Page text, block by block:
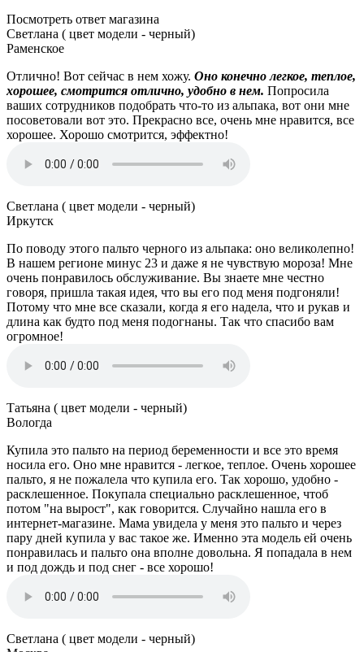
Посмотреть ответ магазина
Светлана ( цвет модели - черный)
Раменское
Отлично! Вот сейчас в нем хожу. Оно конечно легкое, теплое,
хорошее, смотрится отлично, удобно в нем. Попросила
ваших сотрудников подобрать что-то из альпака, вот они мне
посоветовали вот это. Прекрасно все, очень мне нравится, все
хорошее. Хорошо смотрится, эффектно!
Светлана ( цвет модели - черный)
Иркутск
По поводу этого пальто черного из альпака: оно великолепно!
В нашем регионе минус 23 и даже я не чувствую мороза! Мне
очень понравилось обслуживание. Вы знаете мне честно
говоря, пришла такая идея, что вы его под меня подгоняли!
Потому что мне все сказали, когда я его надела, что и рукав и
длина как будто под меня подогнаны. Так что спасибо вам
огромное!
Татьяна ( цвет модели - черный)
Вологда
Купила это пальто на период беременности и все это время
носила его. Оно мне нравится - легкое, теплое. Очень хорошее
пальто, я не пожалела что купила его. Так хорошо, удобно -
расклешенное. Покупала специально расклешенное, чтоб
потом "на вырост", как говорится. Случайно нашла его в
интернет-магазине. Мама увидела у меня это пальто и через
пару дней купила у вас такое же. Именно эта модель ей очень
понравилась и пальто она вполне довольна. Я попадала в нем
и под дождь и под снег - все хорошо!
Светлана ( цвет модели - черный)